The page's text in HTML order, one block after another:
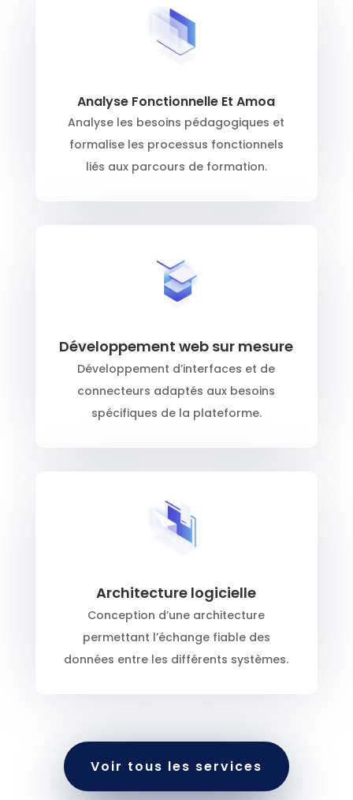
Analyse Fonctionnelle Et Amoa
Analyse les besoins pédagogiques et
formalise les processus fonctionnels
liés aux parcours de formation.
Développement web sur mesure
Développement d’interfaces et de
connecteurs adaptés aux besoins
spécifiques de la plateforme.
Architecture logicielle
Conception d’une architecture
permettant l’échange fiable des
données entre les différents systèmes.
Voir tous les services